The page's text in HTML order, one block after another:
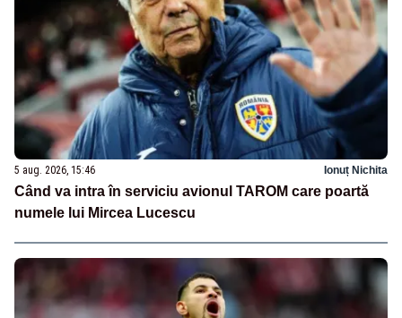
5 aug. 2026, 15:46 Ionuț Nichita
Când va intra în serviciu avionul TAROM care poartă
numele lui Mircea Lucescu